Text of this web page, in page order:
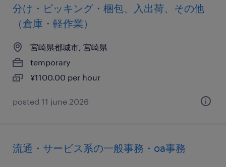
分け・ピッキング・梱包、入出荷、その他
（倉庫・軽作業）
宮崎県都城市, 宮崎県
temporary
¥1100.00 per hour
posted 11 june 2026
流通・サービス系の一般事務・oa事務